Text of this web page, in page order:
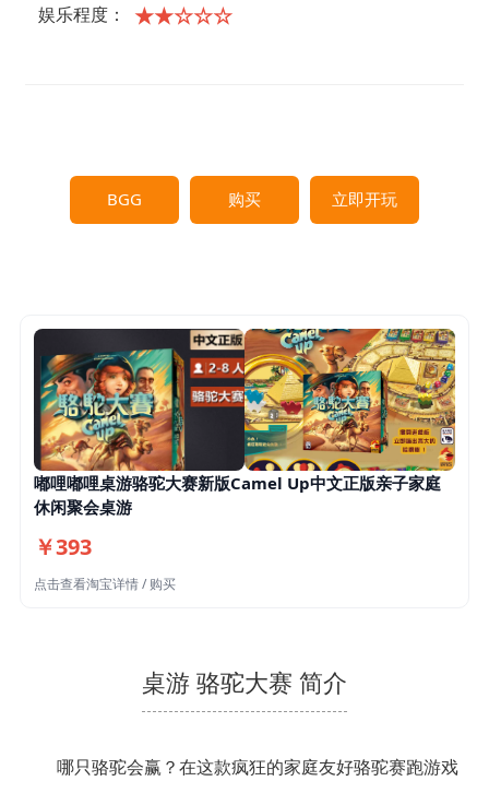
娱乐程度： ★★☆☆☆
BGG 购买 立即开玩
嘟哩嘟哩桌游骆驼大赛新版Camel Up中文正版亲子家庭
休闲聚会桌游
￥393
点击查看淘宝详情 / 购买
桌游 骆驼大赛 简介
哪只骆驼会赢？在这款疯狂的家庭友好骆驼赛跑游戏